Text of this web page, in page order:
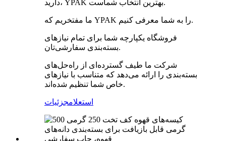
دارید، YPAK بهترین انتخاب شماست.
ما مفتخریم که YPAK را به شما معرفی کنیم.
فروشگاه یکپارچه شما برای تمام نیازهای
بسته‌بندی سفارشی‌تان.
شرکت ما طیف گسترده‌ای از راه‌حل‌های
بسته‌بندی را ارائه می‌دهد که متناسب با نیازهای
خاص شما تنظیم شده‌اند.
استعلامجزئیات